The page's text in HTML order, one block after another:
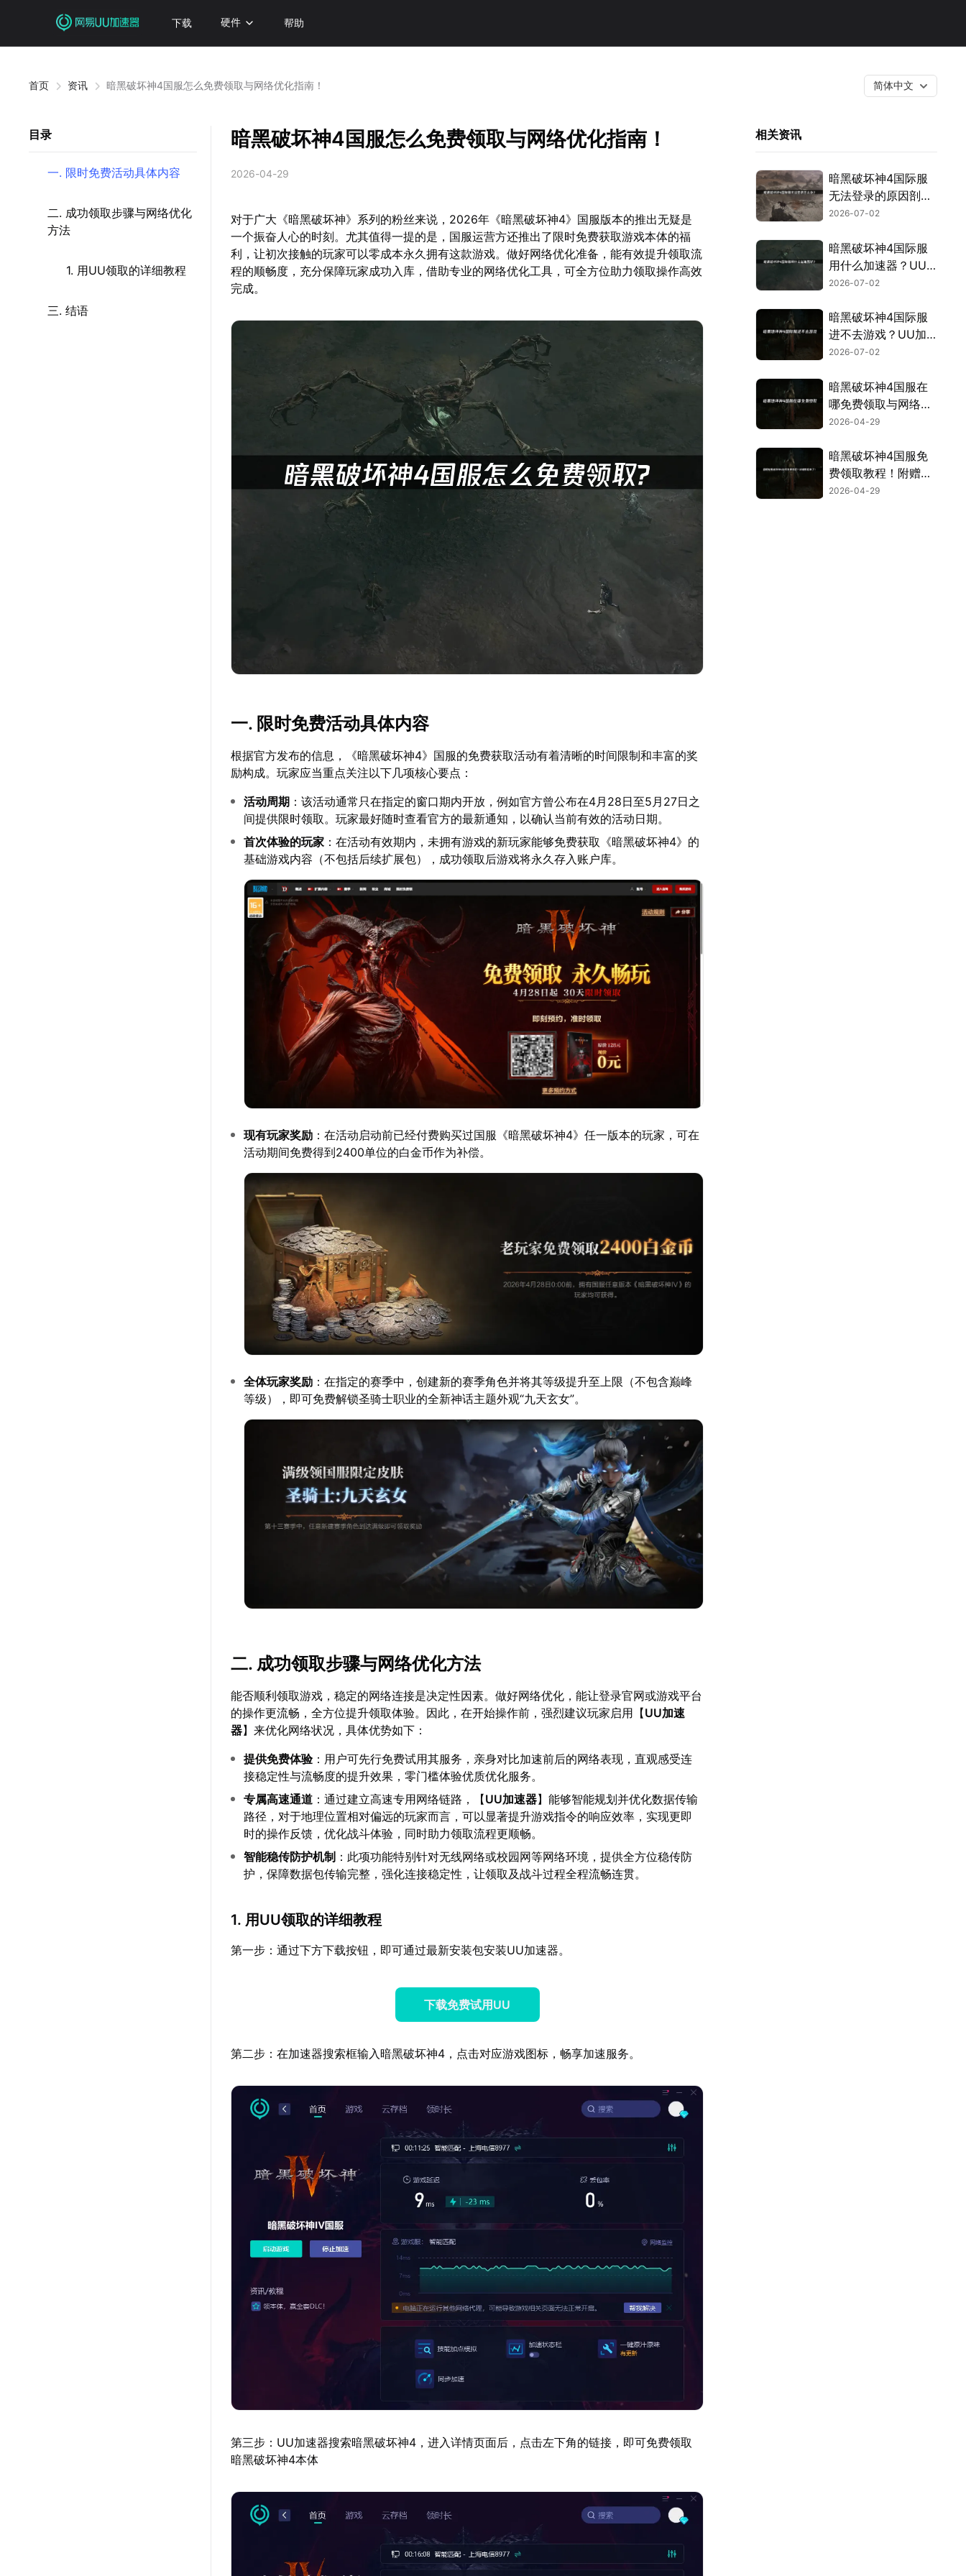
下载 硬件 帮助
首页 资讯 暗黑破坏神4国服怎么免费领取与网络优化指南！ 简体中文
目录
一. 限时免费活动具体内容
二. 成功领取步骤与网络优化
方法
1. 用UU领取的详细教程
三. 结语
暗黑破坏神4国服怎么免费领取与网络优化指南！
2026-04-29
对于广大《暗黑破坏神》系列的粉丝来说，2026年《暗黑破坏神4》国服版本的推出无疑是
一个振奋人心的时刻。尤其值得一提的是，国服运营方还推出了限时免费获取游戏本体的福
利，让初次接触的玩家可以零成本永久拥有这款游戏。做好网络优化准备，能有效提升领取流
程的顺畅度，充分保障玩家成功入库，借助专业的网络优化工具，可全方位助力领取操作高效
完成。
一. 限时免费活动具体内容
根据官方发布的信息，《暗黑破坏神4》国服的免费获取活动有着清晰的时间限制和丰富的奖
励构成。玩家应当重点关注以下几项核心要点：
活动周期 ：该活动通常只在指定的窗口期内开放，例如官方曾公布在4月28日至5月27日之
间提供限时领取。玩家最好随时查看官方的最新通知，以确认当前有效的活动日期。
首次体验的玩家 ：在活动有效期内，未拥有游戏的新玩家能够免费获取《暗黑破坏神4》的
基础游戏内容（不包括后续扩展包），成功领取后游戏将永久存入账户库。
现有玩家奖励 ：在活动启动前已经付费购买过国服《暗黑破坏神4》任一版本的玩家，可在
活动期间免费得到2400单位的白金币作为补偿。
全体玩家奖励 ：在指定的赛季中，创建新的赛季角色并将其等级提升至上限（不包含巅峰
等级），即可免费解锁圣骑士职业的全新神话主题外观“九天玄女”。
二. 成功领取步骤与网络优化方法
能否顺利领取游戏，稳定的网络连接是决定性因素。做好网络优化，能让登录官网或游戏平台
的操作更流畅，全方位提升领取体验。因此，在开始操作前，强烈建议玩家启用【UU加速
器】来优化网络状况，具体优势如下：
提供免费体验：用户可先行免费试用其服务，亲身对比加速前后的网络表现，直观感受连
接稳定性与流畅度的提升效果，零门槛体验优质优化服务。
专属高速通道 ：通过建立高速专用网络链路，【UU加速器】能够智能规划并优化数据传输
路径，对于地理位置相对偏远的玩家而言，可以显著提升游戏指令的响应效率，实现更即
时的操作反馈，优化战斗体验，同时助力领取流程更顺畅。
智能稳传防护机制 ：此项功能特别针对无线网络或校园网等网络环境，提供全方位稳传防
护，保障数据包传输完整，强化连接稳定性，让领取及战斗过程全程流畅连贯。
1. 用UU领取的详细教程
第一步：通过下方下载按钮，即可通过最新安装包安装UU加速器。
下载免费试用UU
第二步：在加速器搜索框输入暗黑破坏神4，点击对应游戏图标，畅享加速服务。
第三步：UU加速器搜索暗黑破坏神4，进入详情页面后，点击左下角的链接，即可免费领取
暗黑破坏神4本体
相关资讯
暗黑破坏神4国际服
无法登录的原因剖析
与实战解决方案！
2026-07-02
暗黑破坏神4国际服
用什么加速器？UU
加速器使用指南！
2026-07-02
暗黑破坏神4国际服
进不去游戏？UU加
速器一键解决登录难
2026-07-02
暗黑破坏神4国服在
哪免费领取与网络优
化技巧！
2026-04-29
暗黑破坏神4国服免
费领取教程！附赠攻
略与网络优化技巧！
2026-04-29